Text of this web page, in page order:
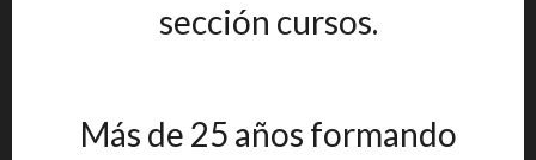
sección cursos.
Más de 25 años formando